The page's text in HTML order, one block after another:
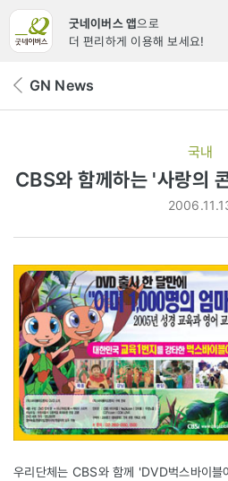
굿네이버스 앱으로
더 편리하게 이용해 보세요!
뒤 GN News
국내
CBS와 함께하는 '사랑의
우리단체는 CBS와 함께 'DVD벅스바이